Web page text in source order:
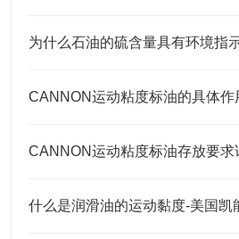
为什么石油的硫含量具有环境指
CANNON运动粘度标油的具体作
CANNON运动粘度标油存放要求
什么是润滑油的运动黏度-美国凯